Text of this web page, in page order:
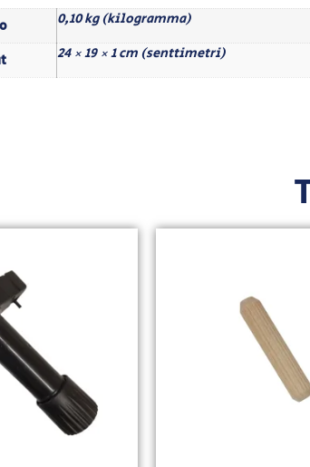
0,10 kg (kilogramma)
24 × 19 × 1 cm (senttimetri)